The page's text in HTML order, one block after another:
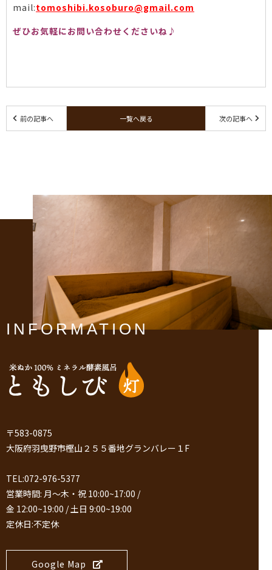
mail:tomoshibi.kosoburo@gmail.com
ぜひお気軽にお問い合わせくださいね♪
前の記事へ 一覧へ戻る 次の記事へ
INFORMATION
〒583-0875
大阪府羽曳野市樫山２５５番地グランバレー１F
TEL:072-976-5377
営業時間: 月～木・祝 10:00~17:00 /
金 12:00~19:00 / 土日 9:00~19:00
定休日:不定休
Google Map